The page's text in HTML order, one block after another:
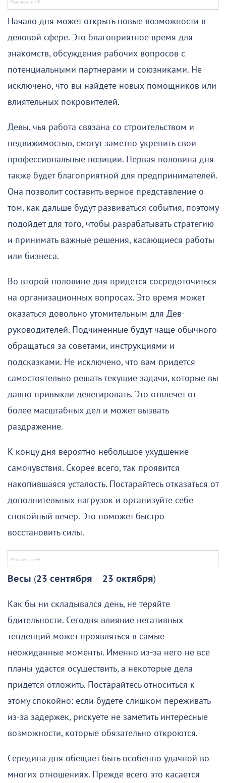
Начало дня может открыть новые возможности в
деловой сфере. Это благоприятное время для
знакомств, обсуждения рабочих вопросов с
потенциальными партнерами и союзниками. Не
исключено, что вы найдете новых помощников или
влиятельных покровителей.
Девы, чья работа связана со строительством и
недвижимостью, смогут заметно укрепить свои
профессиональные позиции. Первая половина дня
также будет благоприятной для предпринимателей.
Она позволит составить верное представление о
том, как дальше будут развиваться события, поэтому
подойдет для того, чтобы разрабатывать стратегию
и принимать важные решения, касающиеся работы
или бизнеса.
Во второй половине дня придется сосредоточиться
на организационных вопросах. Это время может
оказаться довольно утомительным для Дев-
руководителей. Подчиненные будут чаще обычного
обращаться за советами, инструкциями и
подсказками. Не исключено, что вам придется
самостоятельно решать текущие задачи, которые вы
давно привыкли делегировать. Это отвлечет от
более масштабных дел и может вызвать
раздражение.
К концу дня вероятно небольшое ухудшение
самочувствия. Скорее всего, так проявится
накопившаяся усталость. Постарайтесь отказаться от
дополнительных нагрузок и организуйте себе
спокойный вечер. Это поможет быстро
восстановить силы.
Весы (23 сентября – 23 октября)
Как бы ни складывался день, не теряйте
бдительности. Сегодня влияние негативных
тенденций может проявляться в самые
неожиданные моменты. Именно из-за него не все
планы удастся осуществить, а некоторые дела
придется отложить. Постарайтесь относиться к
этому спокойно: если будете слишком переживать
из-за задержек, рискуете не заметить интересные
возможности, которые обязательно откроются.
Середина дня обещает быть особенно удачной во
многих отношениях. Прежде всего это касается